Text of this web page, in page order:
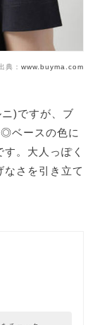
典： www.buyma.com
)ですが、ブ
ベースの色に
。大人っぽく
さを引き立て